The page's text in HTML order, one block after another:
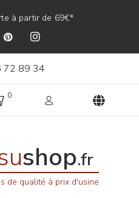
à partir de 69€*
72 89 34
0
shop.fr
de qualité à prix d'usine